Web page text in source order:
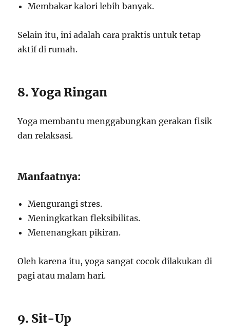
Membakar kalori lebih banyak.
Selain itu, ini adalah cara praktis untuk tetap
aktif di rumah.
8. Yoga Ringan
Yoga membantu menggabungkan gerakan fisik
dan relaksasi.
Manfaatnya:
Mengurangi stres.
Meningkatkan fleksibilitas.
Menenangkan pikiran.
Oleh karena itu, yoga sangat cocok dilakukan di
pagi atau malam hari.
9. Sit-Up